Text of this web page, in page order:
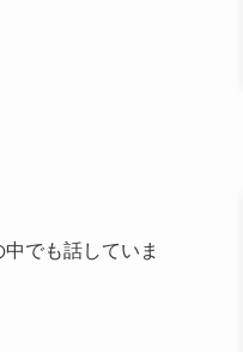
でも話していま